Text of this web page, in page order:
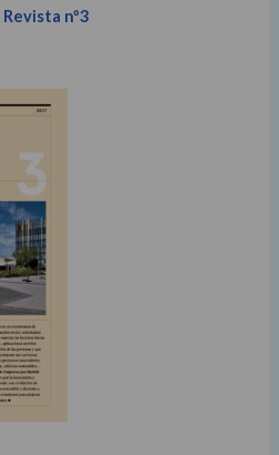
Revista nº3